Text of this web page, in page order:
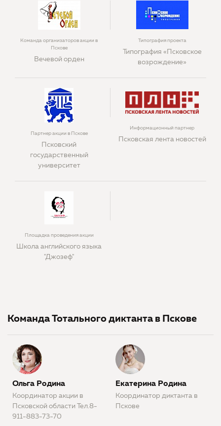
Команда организаторов акции в
Пскове
Вечевой орден
Типография проекта
Типография «Псковское
возрождение»
Партнер акции в Пскове
Псковский
государственный
университет
Информационный партнер
Псковская лента новостей
Площадка проведения акции
Школа английского языка
"Джозеф"
Команда Тотального диктанта в Пскове
Ольга Родина
Координатор акции в
Псковской области Тел.8-
911-883-73-70
Екатерина Родина
Координатор диктанта в
Пскове